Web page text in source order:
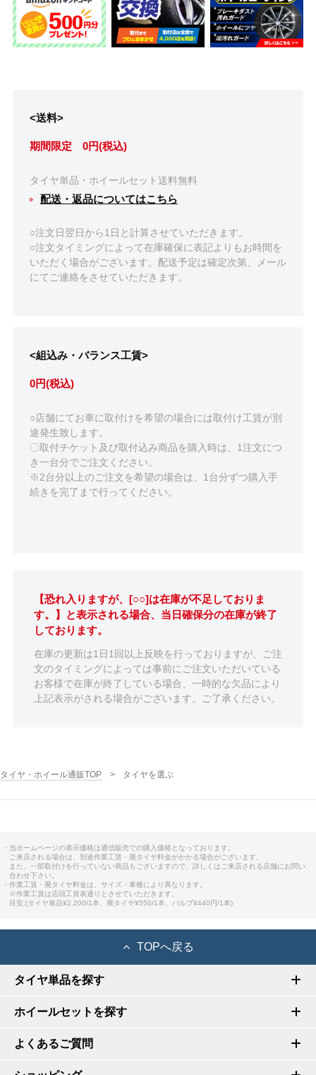
<送料>
期間限定 0円(税込)
タイヤ単品・ホイールセット送料無料
配送・返品についてはこちら
○注文日翌日から1日と計算させていただきます。
○注文タイミングによって在庫確保に表記よりもお時間を
いただく場合がございます。配送予定は確定次第、メール
にてご連絡をさせていただきます。
<組込み・バランス工賃>
0円(税込)
○店舗にてお車に取付けを希望の場合には取付け工賃が別
途発生致します。
〇取付チケット及び取付込み商品を購入時は、1注文につ
き一台分でご注文ください。
※2台分以上のご注文を希望の場合は、1台分ずつ購入手
続きを完了まで行ってください。
【恐れ入りますが、[○○]は在庫が不足しておりま
す。】と表示される場合、当日確保分の在庫が終了
しております。
在庫の更新は1日1回以上反映を行っておりますが、ご注
文のタイミングによっては事前にご注文いただいている
お客様で在庫が終了している場合、一時的な欠品により
上記表示がされる場合がございます。ご了承ください。
タイヤ・ホイール通販TOP タイヤを選ぶ
・当ホームページの表示価格は通信販売での購入価格となっております。
ご来店される場合は、別途作業工賃・廃タイヤ料金がかかる場合がございます。
また、一部取付けを行っていない商品もございますので、詳しくはご来店される店舗にお問い
合わせ下さい。
・作業工賃・廃タイヤ料金は、サイズ・車種により異なります。
※作業工賃は店頭工賃表通りとさせていただきます。
目安:(タイヤ単品¥2,200/1本、廃タイヤ¥550/1本、バルブ¥440円/1本)
TOPへ戻る
タイヤ単品を探す
ホイールセットを探す
よくあるご質問